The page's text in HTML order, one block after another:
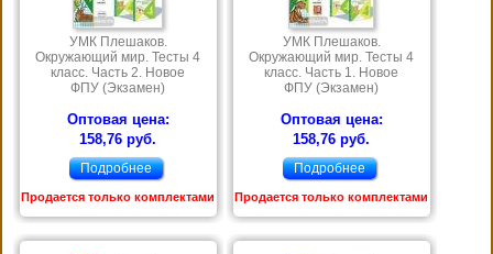
УМК Плешаков.
Окружающий мир. Тесты 4
класс. Часть 2. Новое
ФПУ (Экзамен)
Оптовая цена:
158,76 руб.
Подробнее
Продается только комплектами
УМК Плешаков.
Окружающий мир. Тесты 4
класс. Часть 1. Новое
ФПУ (Экзамен)
Оптовая цена:
158,76 руб.
Подробнее
Продается только комплектами